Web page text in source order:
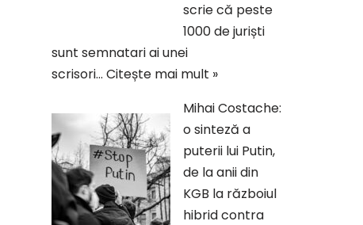
scrie că peste
1000 de juriști
sunt semnatari ai unei
scrisori… Citește mai mult »
Mihai Costache:
o sinteză a
puterii lui Putin,
de la anii din
KGB la războiul
hibrid contra